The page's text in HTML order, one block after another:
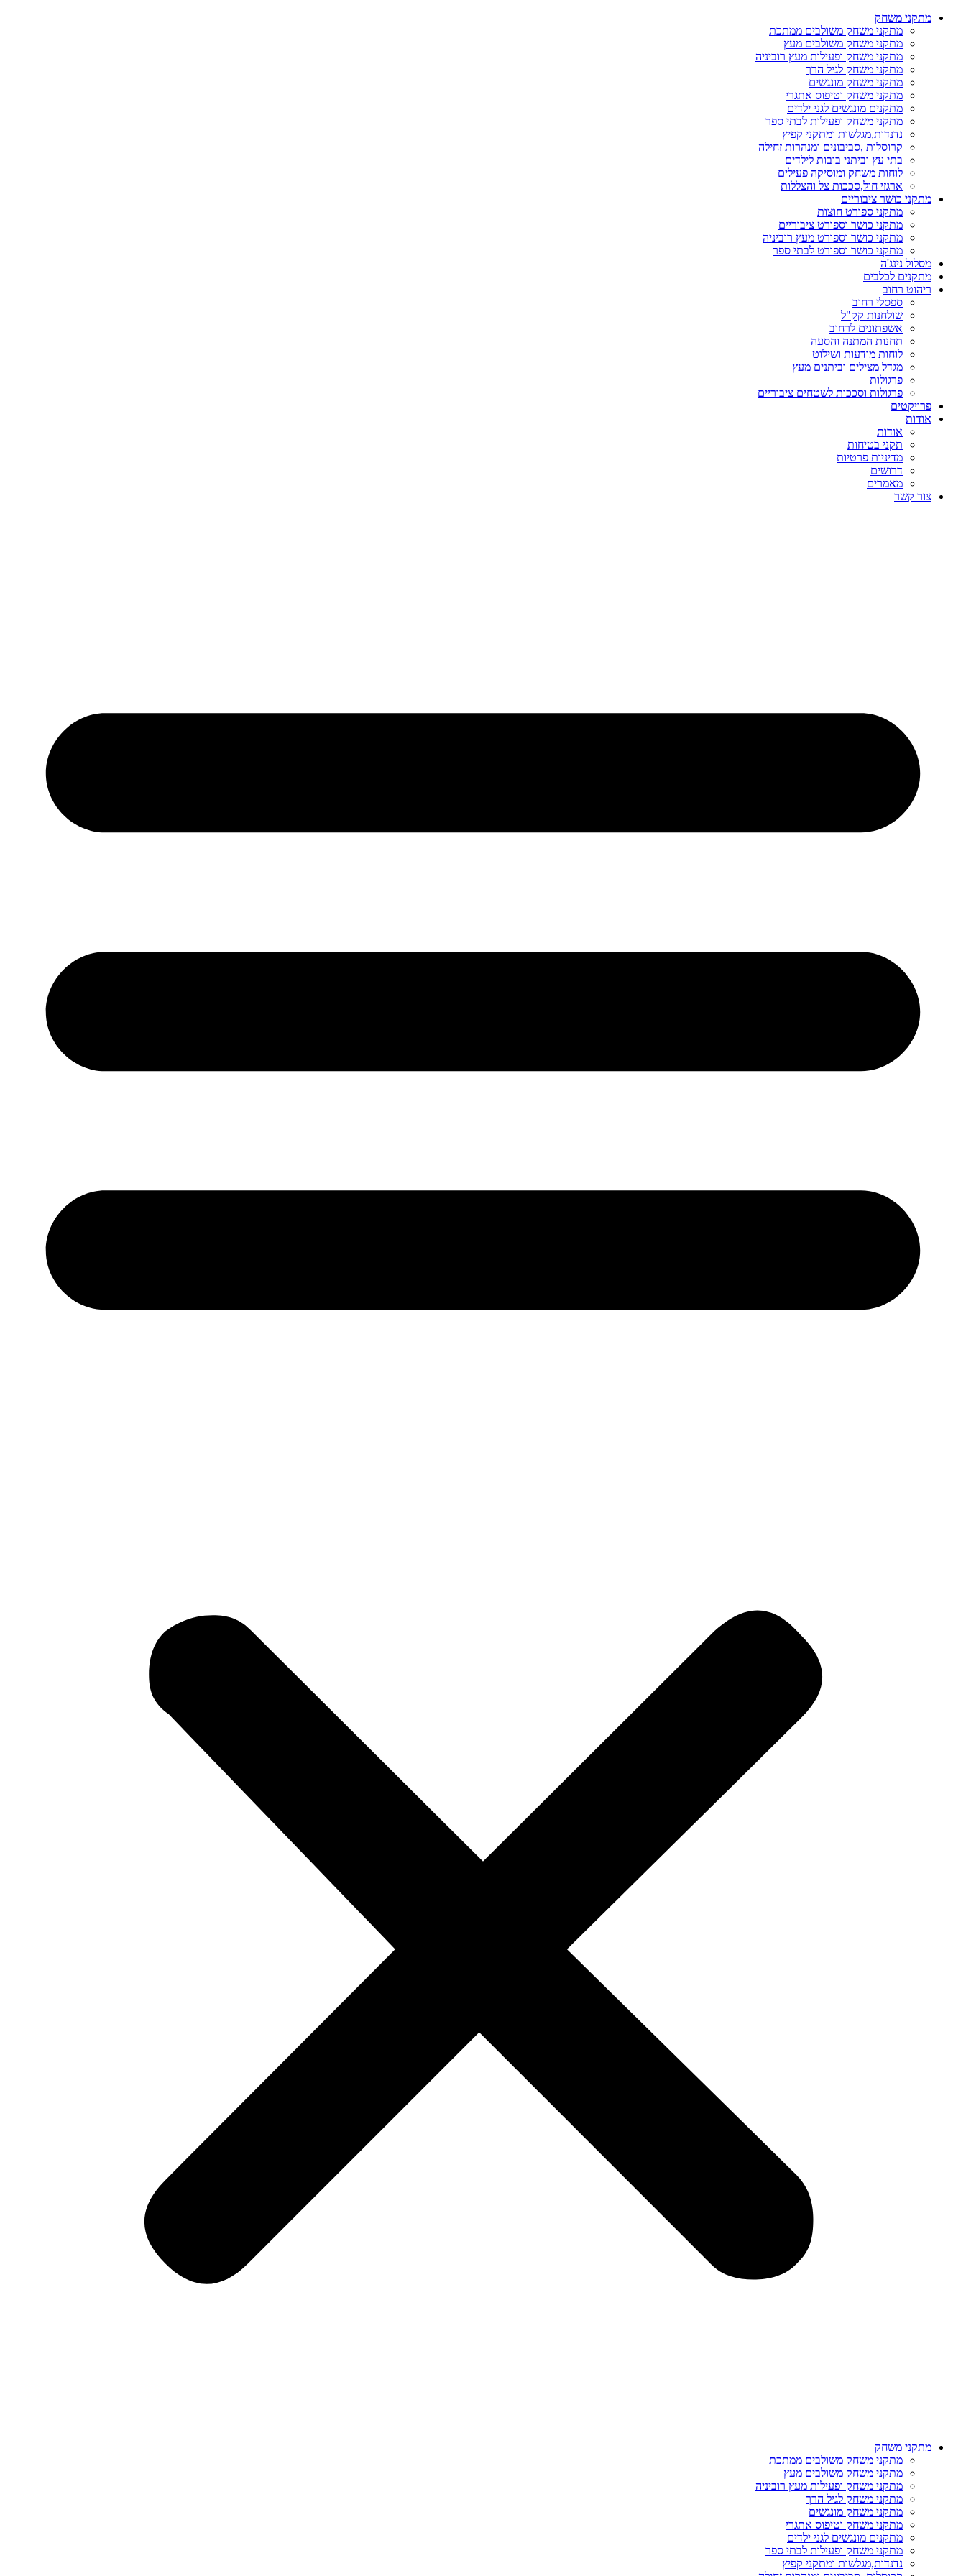
מתקני משחק
מתקני משחק משולבים ממתכת
מתקני משחק משולבים מעץ
מתקני משחק ופעילות מעץ רוביניה
מתקני משחק לגיל הרך
מתקני משחק מונגשים
מתקני משחק וטיפוס אתגרי
מתקנים מונגשים לגני ילדים
מתקני משחק ופעילות לבתי ספר
נדנדות,מגלשות ומתקני קפיץ
קרוסלות ,סביבונים ומנהרות זחילה
בתי עץ וביתני בובות לילדים
לוחות משחק ומוסיקה פעילים
ארגזי חול,סככות צל והצללות
מתקני כושר ציבוריים
מתקני ספורט חוצות
מתקני כושר וספורט ציבוריים
מתקני כושר וספורט מעץ רוביניה
מתקני כושר וספורט לבתי ספר
מסלול נינג'ה
מתקנים לכלבים
ריהוט רחוב
ספסלי רחוב
שולחנות קק"ל
אשפתונים לרחוב
תחנות המתנה והסעה
לוחות מודעות ושילוט
מגדל מצילים וביתנים מעץ
פרגולות
פרגולות וסככות לשטחים ציבוריים
פרויקטים
אודות
אודות
תקני בטיחות
מדיניות פרטיות
דרושים
מאמרים
צור קשר
מתקני משחק
מתקני משחק משולבים ממתכת
מתקני משחק משולבים מעץ
מתקני משחק ופעילות מעץ רוביניה
מתקני משחק לגיל הרך
מתקני משחק מונגשים
מתקני משחק וטיפוס אתגרי
מתקנים מונגשים לגני ילדים
מתקני משחק ופעילות לבתי ספר
נדנדות,מגלשות ומתקני קפיץ